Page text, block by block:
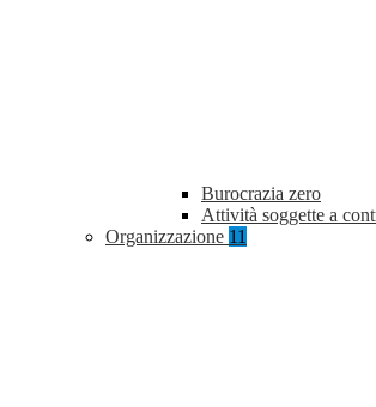
Burocrazia zero
Attività soggette a
Organizzazione 11